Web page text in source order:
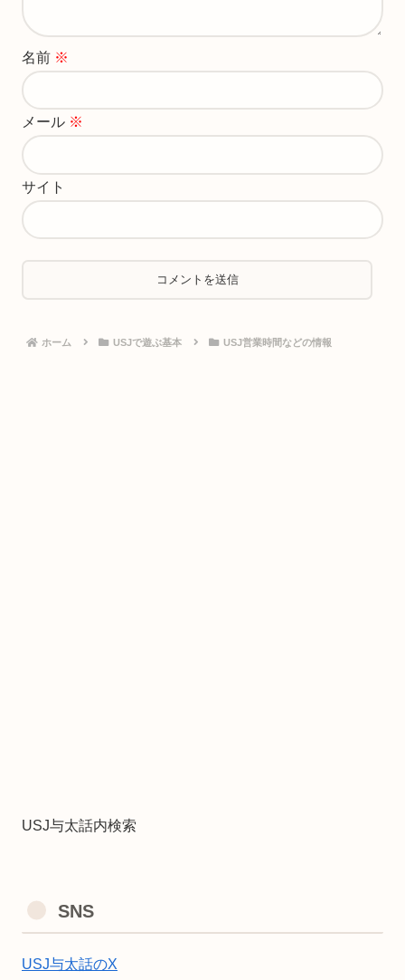
名前 ※
メール ※
サイト
ホーム USJで遊ぶ基本 USJ営業時間などの情報
USJ与太話内検索
SNS
USJ与太話のX